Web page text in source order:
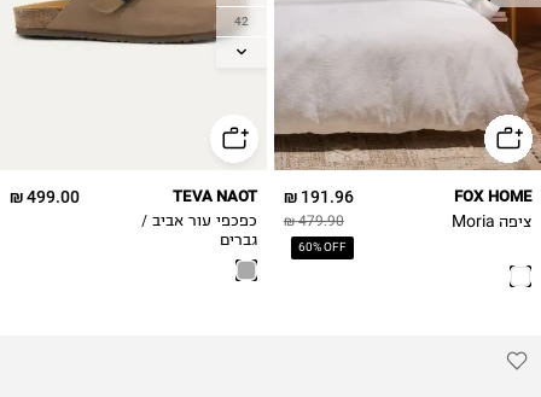
191.96 ₪
479.90 ₪
60% OFF
FOX HOME
ציפה Moria
42
43
46
47
499.00 ₪ TEVA NAOT
כפכפי עור אביב /
גברים